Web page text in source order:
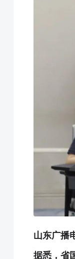
山东广播
据悉，省